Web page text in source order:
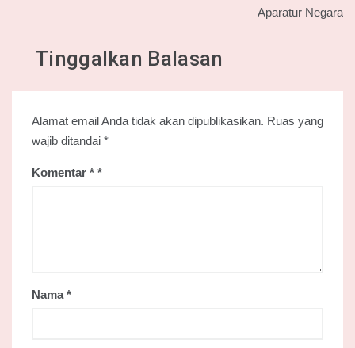
Aparatur Negara
Tinggalkan Balasan
Alamat email Anda tidak akan dipublikasikan. Ruas yang
wajib ditandai *
Komentar *
Nama*